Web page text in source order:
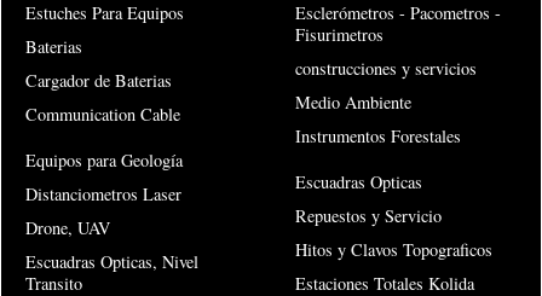
Estuches Para Equipos
Baterias
Cargador de Baterias
Communication Cable
Esclerómetros - Pacometros -
Fisurimetros
construcciones y servicios
Medio Ambiente
Instrumentos Forestales
Equipos para Geología
Distanciometros Laser
Drone, UAV
Escuadras Opticas, Nivel
Transito
Escuadras Opticas
Repuestos y Servicio
Hitos y Clavos Topograficos
Estaciones Totales Kolida